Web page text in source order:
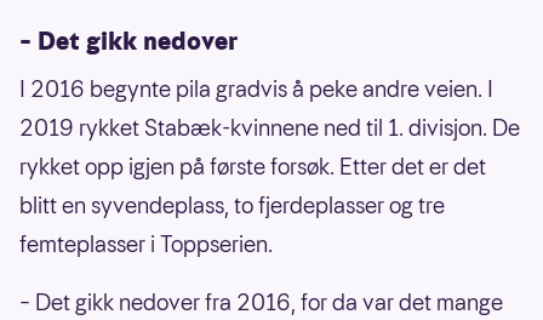
– Det gikk nedover
I 2016 begynte pila gradvis å peke andre veien. I
2019 rykket Stabæk-kvinnene ned til 1. divisjon. De
rykket opp igjen på første forsøk. Etter det er det
blitt en syvendeplass, to fjerdeplasser og tre
femteplasser i Toppserien.
– Det gikk nedover fra 2016, for da var det mange